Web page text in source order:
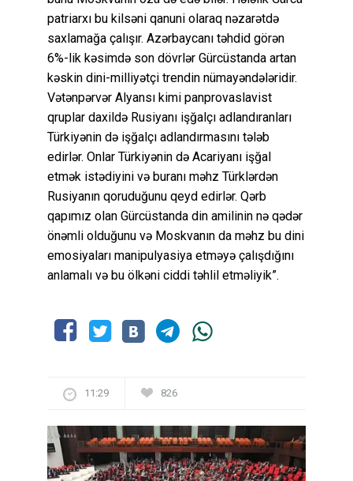
patriarxı bu kilsəni qanuni olaraq nəzarətdə
saxlamağa çalışır. Azərbaycanı təhdid görən
6%-lik kəsimdə son dövrlər Gürcüstanda artan
kəskin dini-milliyətçi trendin nümayəndələridir.
Vətənpərvər Alyansı kimi panprovaslavist
qruplar daxildə Rusiyanı işğalçı adlandıranları
Türkiyənin də işğalçı adlandırmasını tələb
edirlər. Onlar Türkiyənin də Acariyanı işğal
etmək istədiyini və buranı məhz Türklərdən
Rusiyanın qoruduğunu qeyd edirlər. Qərb
qapımız olan Gürcüstanda din amilinin nə qədər
önəmli olduğunu və Moskvanın da məhz bu dini
emosiyaları manipulyasiya etməyə çalışdığını
anlamalı və bu ölkəni ciddi təhlil etməliyik”.
11:29 826